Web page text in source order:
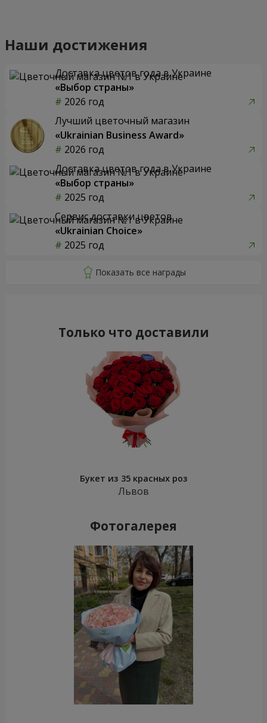
Наши достижения
Доставка цветов года в Украине
«Выбор страны»
2026 год
Лучший цветочный магазин
«Ukrainian Business Award»
2026 год
Доставка цветов года в Украине
«Выбор страны»
2025 год
Сервис доставки цветов
«Ukrainian Choice»
2025 год
Только что доставили
Букет из 35 красных роз
Львов
Фотогалерея